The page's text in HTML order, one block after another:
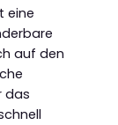
eine
auf den
das